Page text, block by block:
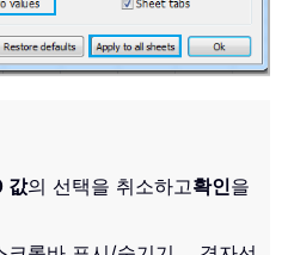
값의 선택을 취소하고확인을